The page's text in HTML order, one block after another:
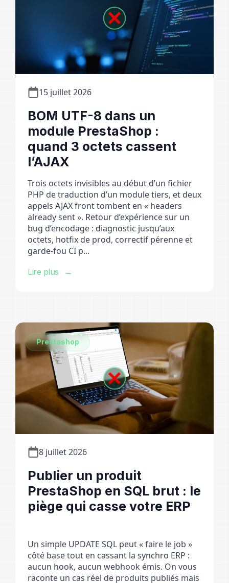
15 juillet 2026
BOM UTF-8 dans un
module PrestaShop :
quand 3 octets cassent
l’AJAX
Trois octets invisibles au début d’un fichier
PHP de traduction d’un module tiers, et deux
appels AJAX front tombent en « headers
already sent ». Retour d’expérience sur un
bug d’encodage : diagnostic jusqu’aux
octets, hotfix de prod, correctif pérenne et
garde-fou CI p...
Lire plus
Prestashop
8 juillet 2026
Publier un produit
PrestaShop en SQL brut : le
piège qui casse votre ERP
Un simple UPDATE SQL peut « faire le job »
côté base tout en cassant la synchro ERP :
aucun hook, aucun webhook émis. On vous
raconte un cas réel de produits publiés mais